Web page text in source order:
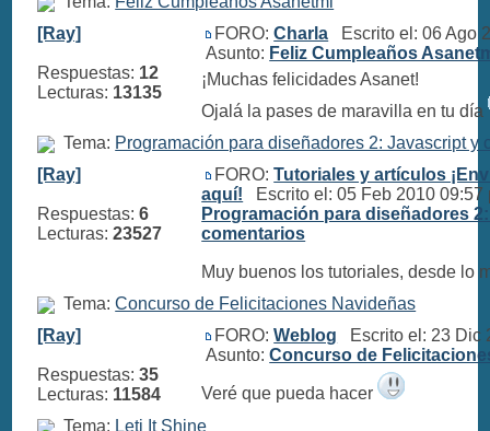
[Ray]
Respuestas: 12
Lecturas: 13135
FORO:Charla Escrito el: 06 Ago
Asunto: Feliz Cumpleaños
¡Muchas felicidades Asanet!
Ojalá la pases de maravilla en tu día
Tema: Programación para diseñadores 2: Javascript y
[Ray]
Respuestas:6
Lecturas:23527
FORO:Tutoriales y artículos
aquí! Escrito el: 05 Feb 2010
Programación para diseñadores
comentarios
Muy buenos los tutoriales, desde lo
Tema:Concurso de Felicitaciones Navideñas
[Ray]
Respuestas:35
Lecturas: 11584
FORO:Weblog Escrito el: 23 Dic
Asunto:Concurso de
Veré que pueda hacer
Tema: Leti It Shine